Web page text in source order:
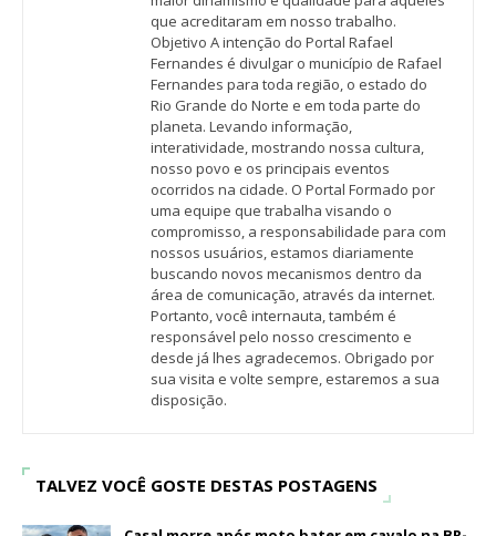
que acreditaram em nosso trabalho.
Objetivo A intenção do Portal Rafael
Fernandes é divulgar o município de Rafael
Fernandes para toda região, o estado do
Rio Grande do Norte e em toda parte do
planeta. Levando informação,
interatividade, mostrando nossa cultura,
nosso povo e os principais eventos
ocorridos na cidade. O Portal Formado por
uma equipe que trabalha visando o
compromisso, a responsabilidade para com
nossos usuários, estamos diariamente
buscando novos mecanismos dentro da
área de comunicação, através da internet.
Portanto, você internauta, também é
responsável pelo nosso crescimento e
desde já lhes agradecemos. Obrigado por
sua visita e volte sempre, estaremos a sua
disposição.
TALVEZ VOCÊ GOSTE DESTAS POSTAGENS